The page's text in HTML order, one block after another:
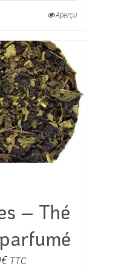
20,00€
produit
Aperçu
– Thé
€Plage
TTC